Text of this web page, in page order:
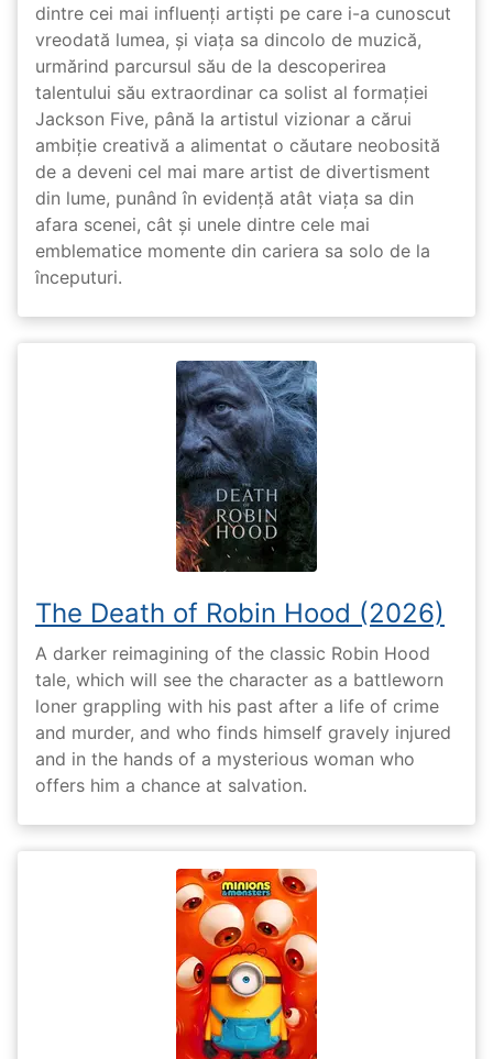
dintre cei mai influenți artiști pe care i-a cunoscut
vreodată lumea, și viața sa dincolo de muzică,
urmărind parcursul său de la descoperirea
talentului său extraordinar ca solist al formației
Jackson Five, până la artistul vizionar a cărui
ambiție creativă a alimentat o căutare neobosită
de a deveni cel mai mare artist de divertisment
din lume, punând în evidență atât viața sa din
afara scenei, cât și unele dintre cele mai
emblematice momente din cariera sa solo de la
începuturi.
The Death of Robin Hood (2026)
A darker reimagining of the classic Robin Hood
tale, which will see the character as a battleworn
loner grappling with his past after a life of crime
and murder, and who finds himself gravely injured
and in the hands of a mysterious woman who
offers him a chance at salvation.